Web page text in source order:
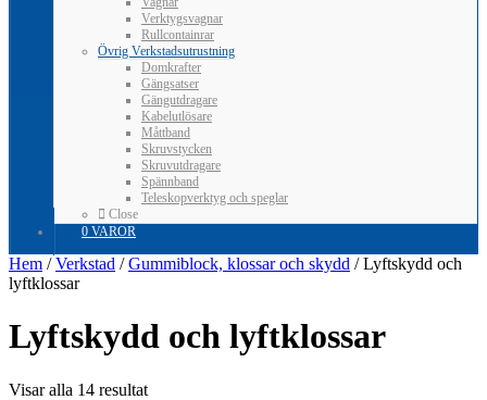
Verktygsvagnar
Rullcontainrar
Övrig Verkstadsutrustning
Domkrafter
Gängsatser
Gängutdragare
Kabelutlösare
Måttband
Skruvstycken
Skruvutdragare
Spännband
Teleskopverktyg och speglar
Close
0 VAROR
Hem /Verkstad /Gummiblock, klossar och skydd / Lyftskydd och
lyftklossar
Lyftskydd och lyftklossar
Visar alla 14 resultat